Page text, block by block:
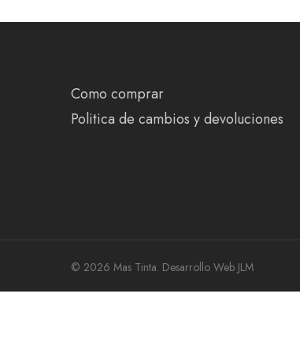
Como comprar
Politica de cambios y devoluciones
© 2026 Mas Tinta. Desarrollo Web JLM